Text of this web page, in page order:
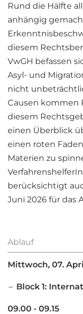
Rund die Hälfte
anhängig
diesem
VwGH befassen
Asyl- und
nicht
Causen kommen
diesem
einen Überblick
einen roten
Materien zu
berücksichtigt
Juni 2026 für das
Ablauf
Mittwoch, 07.
Block 1:
09.00 - 09.15